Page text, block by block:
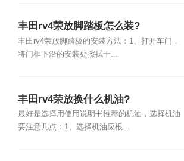
丰田rv4荣放脚踏板怎么装?
丰田rv4荣放脚踏板的安装方法：1、打开车门，
将门框下沿的安装处擦拭干...
丰田rv4荣放换什么机油?
最好是选择用使用说明书推荐的机油，选择机油
要注意几点：1、选择机油应根...